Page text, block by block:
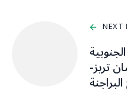
NEXT
تريز-